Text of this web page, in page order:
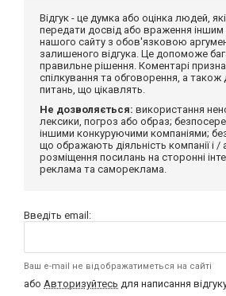
Відгук - це думка або оцінка людей,
передати досвід або враження
нашого сайту з обов'язковою
залишеного відгука. Це допоможе
правильне рішення. Коментарі
спілкування та обговорення, а також
питань, що цікавлять.
Не дозволяється: використання
лексики, погроз або образ;
іншими конкуруючими компаніями;
що ображають діяльність компанії і /
розміщення посилань на сторонні
реклама та самореклама.
Введіть email:
Ваш e-mail не відображатиметься на сайті
або Авторизуйтесь для написання